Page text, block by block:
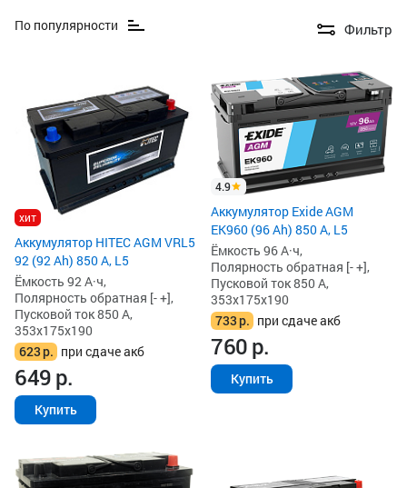
По популярности Фильтр
хит
Аккумулятор HITEC AGM VRL5
92 (92 Ah) 850 А, L5
Ёмкость 92 А·ч,
Полярность обратная [- +],
Пусковой ток 850 А,
353x175x190
623р. при сдаче акб
649р.
Купить
4.9
Аккумулятор Exide AGM
EK960 (96 Ah) 850 А, L5
Ёмкость 96 А·ч,
Полярность обратная [- +],
Пусковой ток 850 А,
353x175x190
733р. при сдаче акб
760р.
Купить